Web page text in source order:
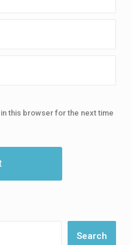
this browser for the next time
Search